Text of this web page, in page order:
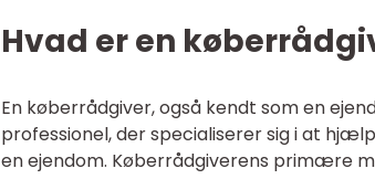
Hvad er en
En køberrådgiver, også kendt som en
professionel, der specialiserer sig i at
en ejendom. Køberrådgiverens primære